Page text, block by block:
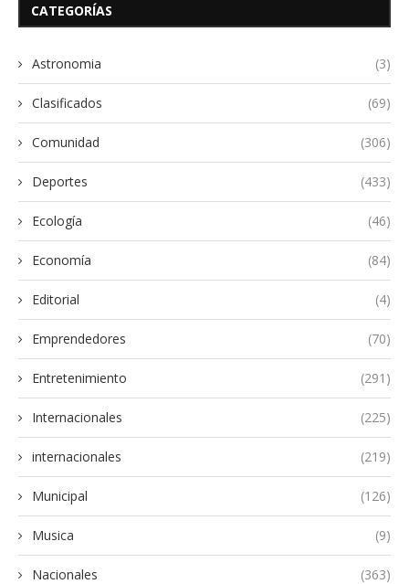
CATEGORÍAS
Astronomia (3)
Clasificados (69)
Comunidad (306)
Deportes (433)
Ecología (46)
Economía (84)
Editorial (4)
Emprendedores (70)
Entretenimiento (291)
Internacionales (225)
internacionales (219)
Municipal (126)
Musica (9)
Nacionales (363)